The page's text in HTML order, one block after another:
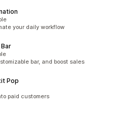
your daily workflow
bar, and boost sales
Pop
paid customers